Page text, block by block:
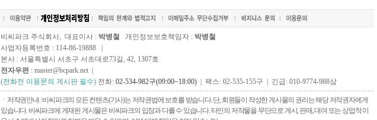
비씨파크 주식회사, 대표이사 : 박병철 개인정보보호책임자 : 박병철
사업자등록번호 : 114-86-19888 |
본사 : 서울특별시 서초구 서초대로73길, 42, 1307호
전자우편 : master@bcpark.net |
(전화전 이용문의 게시판 필수) 전화: 02-534-982구(09:00~18:00) | 팩스: 02-535-155구 | 긴급: 010-9774-988삼
ㆍ저작권안내 : 비씨파크의 모든 컨텐츠(기사)는 저작권법에 보호를 받습니다. 단, 회원들이 작성한 게시물의 권리는 해당 저작권자에게
있습니다. 비씨파크에 게재된 게시물은 비씨파크의 입장과 다를 수 있습니다. 타인의 저작물을 무단으로 게시, 판매, 대여 또는 상업적 이